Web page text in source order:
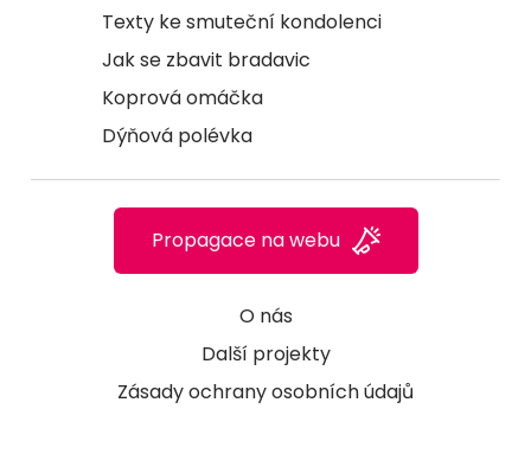
Texty ke smuteční kondolenci
Jak se zbavit bradavic
Koprová omáčka
Dýňová polévka
O nás
Další projekty
Zásady ochrany osobních údajů
Propagace na webu